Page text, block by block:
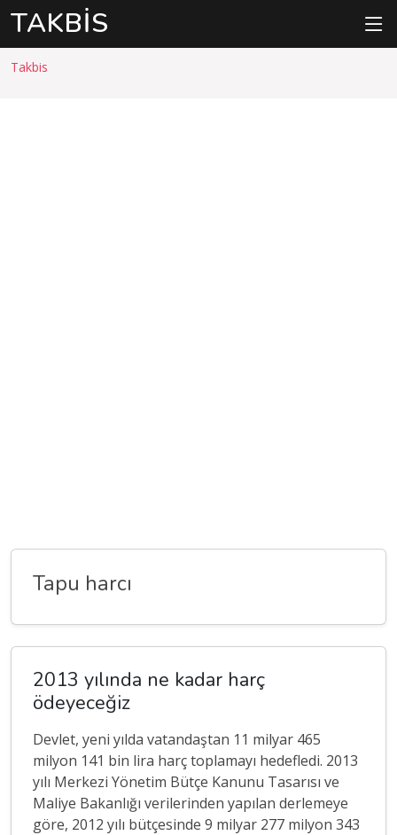
TAKBIS
Takbis
Tapu harcı
2013 yılında ne kadar harç
ödeyeceğiz
Devlet, yeni yılda vatandaştan 11 milyar 465
milyon 141 bin lira harç toplamayı hedefledi. 2013
yılı Merkezi Yönetim Bütçe Kanunu Tasarısı ve
Maliye Bakanlığı verilerinden yapılan derlemeye
göre, 2012 yılı bütçesinde 9 milyar 277 milyon 343